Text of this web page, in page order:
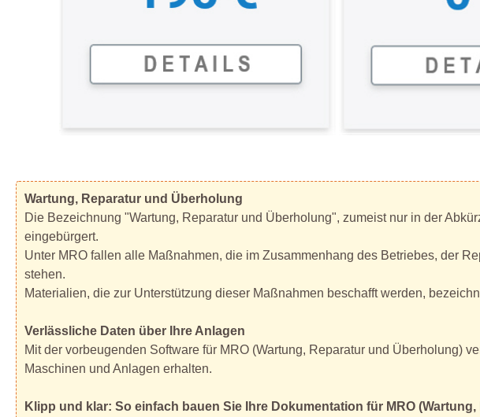
Wartung, Reparatur und Überholung
Die Bezeichnung "Wartung, Reparatur und Überholung", zumeist nur in der
eingebürgert.
Unter MRO fallen alle Maßnahmen, die im Zusammenhang des Betriebes, der
stehen.
Materialien, die zur Unterstützung dieser Maßnahmen beschafft werden,
Verlässliche Daten über Ihre Anlagen
Mit der vorbeugenden Software für MRO (Wartung, Reparatur und Überholung)
Maschinen und Anlagen erhalten.
Klipp und klar: So einfach bauen Sie Ihre Dokumentation für MRO